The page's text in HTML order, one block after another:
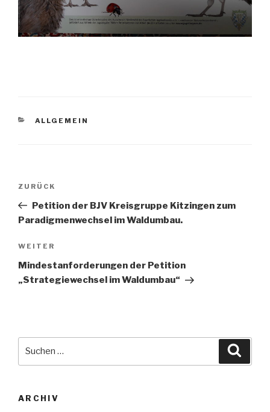
KATEGORIEN
ALLGEMEIN
Beitragsnavigation
Vorheriger
Beitrag
ZURÜCK
Petition der BJV Kreisgruppe Kitzingen zum
Paradigmenwechsel im Waldumbau.
Nächster
Beitrag
WEITER
Mindestanforderungen der Petition
„Strategiewechsel im Waldumbau“
ARCHIV